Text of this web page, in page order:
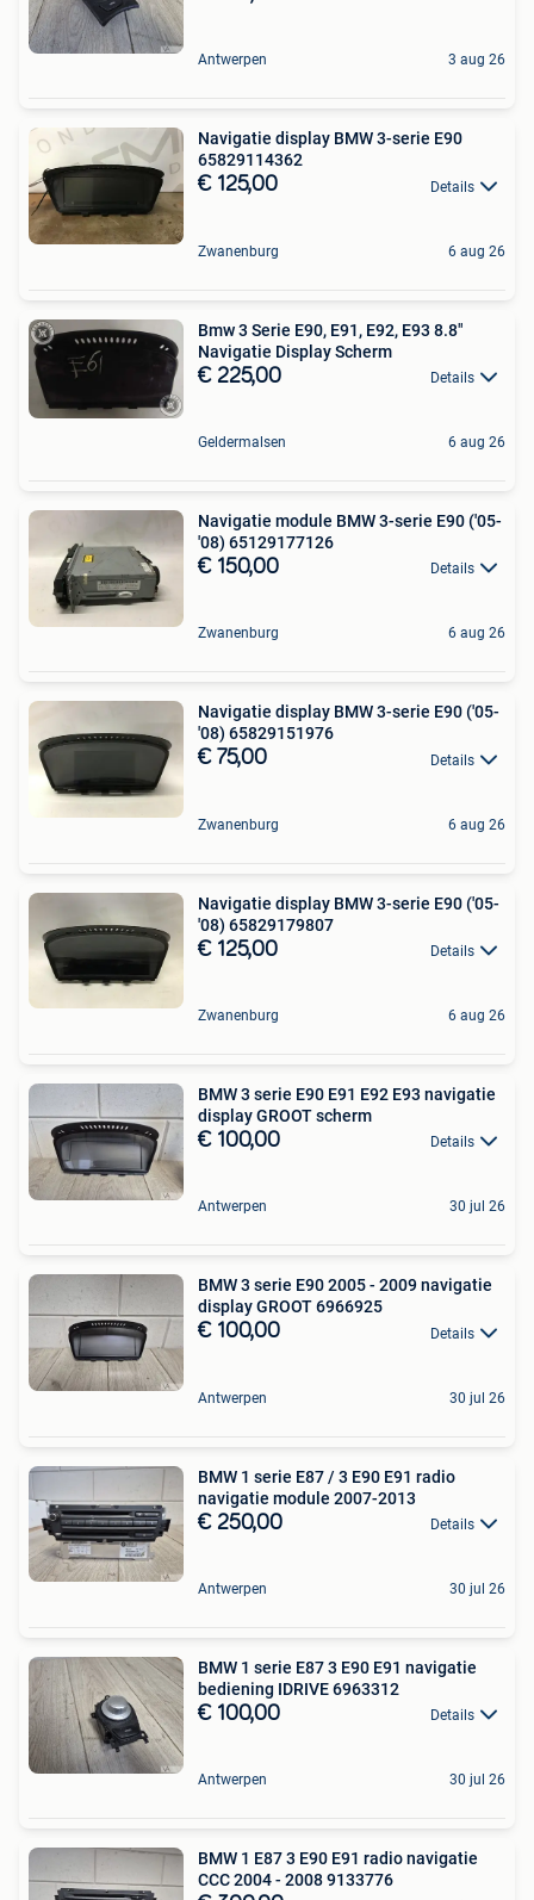
Antwerpen 3 aug 26
Navigatie display BMW 3-serie E90
65829114362
€ 125,00 Details
Zwanenburg 6 aug 26
Bmw 3 Serie E90, E91, E92, E93 8.8"
Navigatie Display Scherm
€ 225,00 Details
Geldermalsen 6 aug 26
Navigatie module BMW 3-serie E90 ('05-
'08) 65129177126
€ 150,00 Details
Zwanenburg 6 aug 26
Navigatie display BMW 3-serie E90 ('05-
'08) 65829151976
€ 75,00 Details
Zwanenburg 6 aug 26
Navigatie display BMW 3-serie E90 ('05-
'08) 65829179807
€ 125,00 Details
Zwanenburg 6 aug 26
BMW 3 serie E90 E91 E92 E93 navigatie
display GROOT scherm
€ 100,00 Details
Antwerpen 30 jul 26
BMW 3 serie E90 2005 - 2009 navigatie
display GROOT 6966925
€ 100,00 Details
Antwerpen 30 jul 26
BMW 1 serie E87 / 3 E90 E91 radio
navigatie module 2007-2013
€ 250,00 Details
Antwerpen 30 jul 26
BMW 1 serie E87 3 E90 E91 navigatie
bediening IDRIVE 6963312
€ 100,00 Details
Antwerpen 30 jul 26
BMW 1 E87 3 E90 E91 radio navigatie
CCC 2004 - 2008 9133776